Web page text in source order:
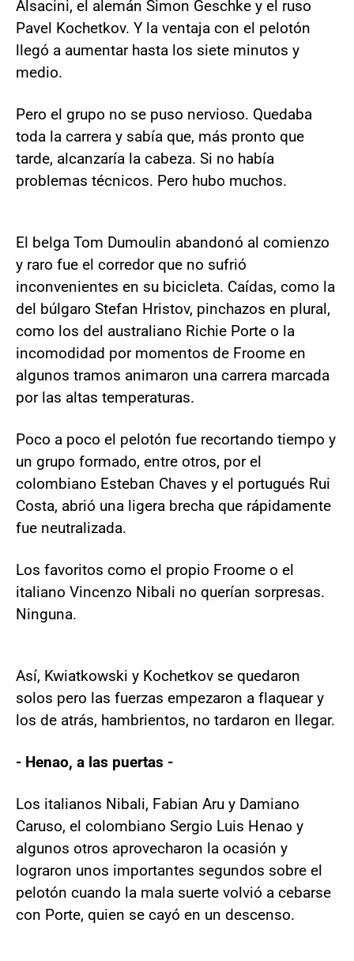
Alsacini, el alemán Simon Geschke y el ruso
Pavel Kochetkov. Y la ventaja con el pelotón
llegó a aumentar hasta los siete minutos y
medio.
Pero el grupo no se puso nervioso. Quedaba
toda la carrera y sabía que, más pronto que
tarde, alcanzaría la cabeza. Si no había
problemas técnicos. Pero hubo muchos.
El belga Tom Dumoulin abandonó al comienzo
y raro fue el corredor que no sufrió
inconvenientes en su bicicleta. Caídas, como la
del búlgaro Stefan Hristov, pinchazos en plural,
como los del australiano Richie Porte o la
incomodidad por momentos de Froome en
algunos tramos animaron una carrera marcada
por las altas temperaturas.
Poco a poco el pelotón fue recortando tiempo y
un grupo formado, entre otros, por el
colombiano Esteban Chaves y el portugués Rui
Costa, abrió una ligera brecha que rápidamente
fue neutralizada.
Los favoritos como el propio Froome o el
italiano Vincenzo Nibali no querían sorpresas.
Ninguna.
Así, Kwiatkowski y Kochetkov se quedaron
solos pero las fuerzas empezaron a flaquear y
los de atrás, hambrientos, no tardaron en llegar.
- Henao, a las puertas -
Los italianos Nibali, Fabian Aru y Damiano
Caruso, el colombiano Sergio Luis Henao y
algunos otros aprovecharon la ocasión y
lograron unos importantes segundos sobre el
pelotón cuando la mala suerte volvió a cebarse
con Porte, quien se cayó en un descenso.